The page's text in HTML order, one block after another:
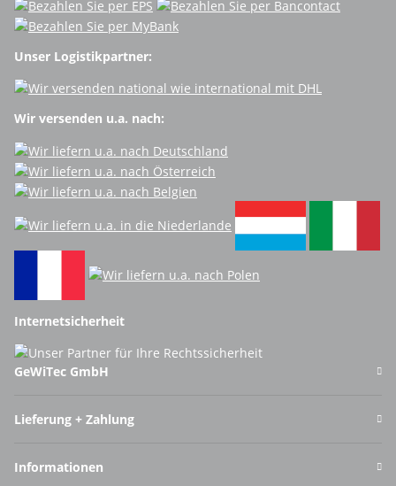
Unser Logistikpartner:
Wir versenden u.a. nach:
Internetsicherheit
GeWiTec GmbH
Lieferung + Zahlung
Informationen